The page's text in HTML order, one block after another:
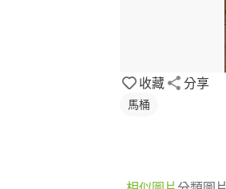
收藏 分享
馬桶